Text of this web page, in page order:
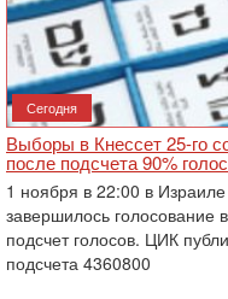
Сегодня
Выборы в Кнессет 25-го
после подсчета 90%
1 ноября в 22:00 в
завершилось голосование
подсчет голосов. ЦИК
подсчета 4360800